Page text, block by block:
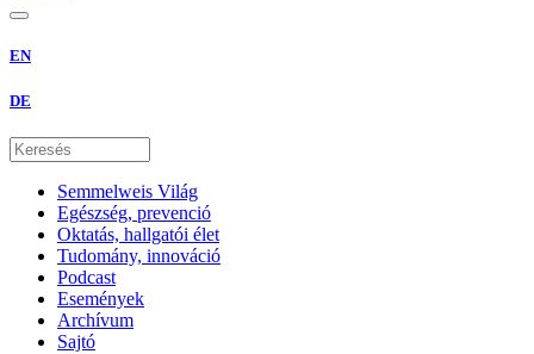
EN
DE
Semmelweis Világ
Egészség, prevenció
Oktatás, hallgatói élet
Tudomány, innováció
Podcast
Események
Archívum
Sajtó